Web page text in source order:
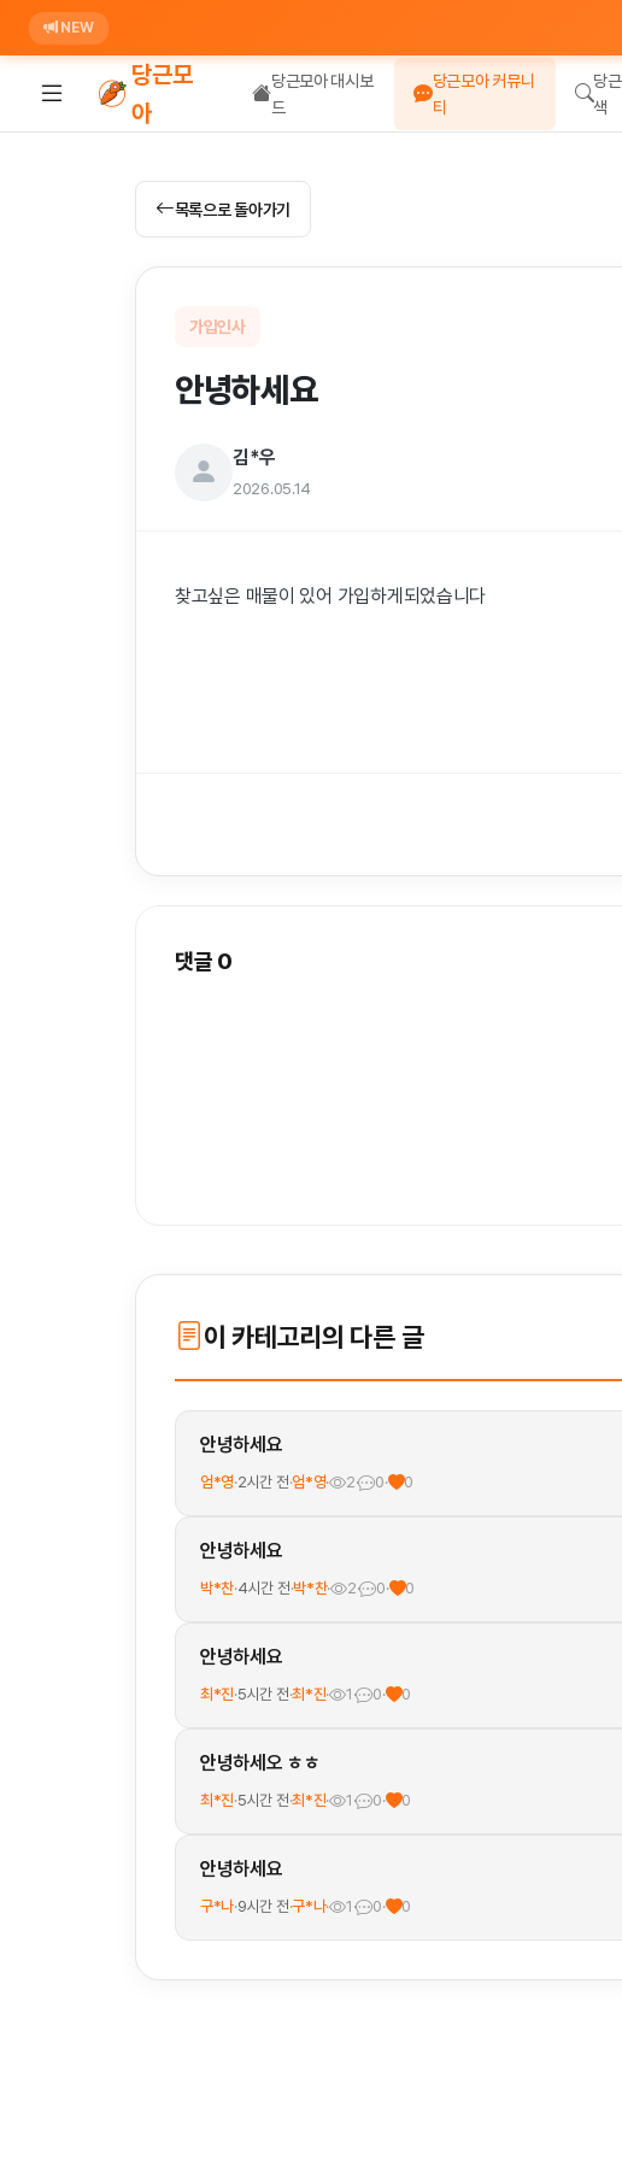
NEW
당근모
아
당근모아 대시보
드
당근모아 커뮤니
티
당
색
목록으로 돌아가기
가입인사
안녕하세요
김*우
2026.05.14
찾고싶은 매물이 있어 가입하게되었습니다
댓글 0
이 카테고리의 다른 글
안녕하세요
엄*영·2시간 전·엄*영· 2· 0· 0
안녕하세요
박*찬·4시간 전·박*찬· 2· 0· 0
안녕하세요
최*진·5시간 전·최*진· 1 · 0· 0
안녕하세오 ㅎㅎ
최*진·5시간 전·최*진· 1 · 0· 0
안녕하세요
구*나·9시간 전·구*나· 1 · 0· 0